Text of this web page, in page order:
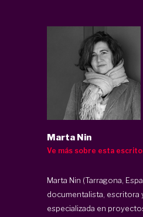
Marta Nin
Ve más sobre esta
Marta Nin (Tarragona,
documentalista, escritora
especializada en